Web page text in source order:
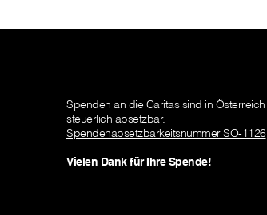
Spenden an die Caritas sind in Österreich
steuerlich absetzbar.
Spendenabsetzbarkeitsnummer SO-1126
Vielen Dank für Ihre Spende!